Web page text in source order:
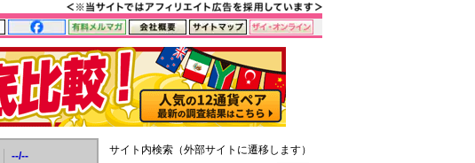
--/--
サイト内検索（外部サイトに遷移します）